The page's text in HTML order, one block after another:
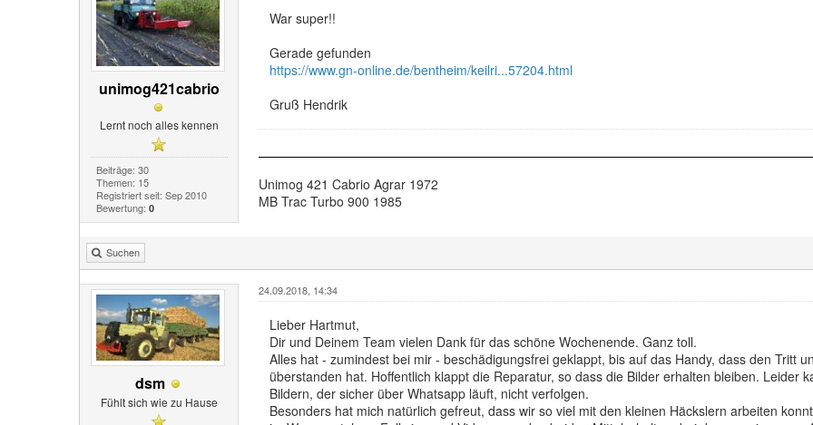
unimog421cabrio
Lernt noch alles kennen
Beiträge: 30
Themen: 15
Registriert seit: Sep 2010
Bewertung: 0
War super!!
Gerade gefunden
https://www.gn-online.de/bentheim/keilri...57204.html
Gruß Hendrik
Unimog 421 Cabrio Agrar 1972
MB Trac Turbo 900 1985
Suchen
dsm
Fühlt sich wie zu Hause
24.09.2018, 14:34
Lieber Hartmut,
Dir und Deinem Team vielen Dank für das schöne Wochenende. Ganz toll.
Alles hat - zumindest bei mir - beschädigungsfrei geklappt, bis auf das Handy, dass den Tritt
überstanden hat. Hoffentlich klappt die Reparatur, so dass die Bilder erhalten bleiben. Leider
Bildern, der sicher über Whatsapp läuft, nicht verfolgen.
Besonders hat mich natürlich gefreut, dass wir so viel mit den kleinen Häckslern arbeiten